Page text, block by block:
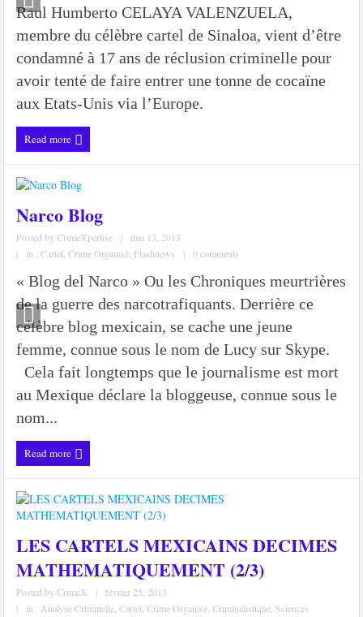
Raul Humberto CELAYA VALENZUELA,
membre du célèbre cartel de Sinaloa, vient d’être
condamné à 17 ans de réclusion criminelle pour
avoir tenté de faire entrer une tonne de cocaïne
aux Etats-Unis via l’Europe.
Read more
Narco Blog
Posted byCrimeXpertise |
mai 13, 2013
|
in :Cartel,Crime Organisé, Flashnews | 0 comments
« Blog del Narco » Ou les Chroniques meurtrières
de la guerre des narcotrafiquants. Derrière ce
célèbre blog mexicain, se cache une jeune
femme, connue sous le nom de Lucy sur Skype.
Cela fait longtemps que le journalisme est mort
au Mexique déclare la bloggeuse, connue sous le
nom...
Read more
LES CARTELS MEXICAINS DECIMES
MATHEMATIQUEMENT (2/3)
Posted byCrimeX |
février 25, 2013
|
in : Analyse Criminelle,Cartel,Crime Organisé,Criminalistique, Sciences